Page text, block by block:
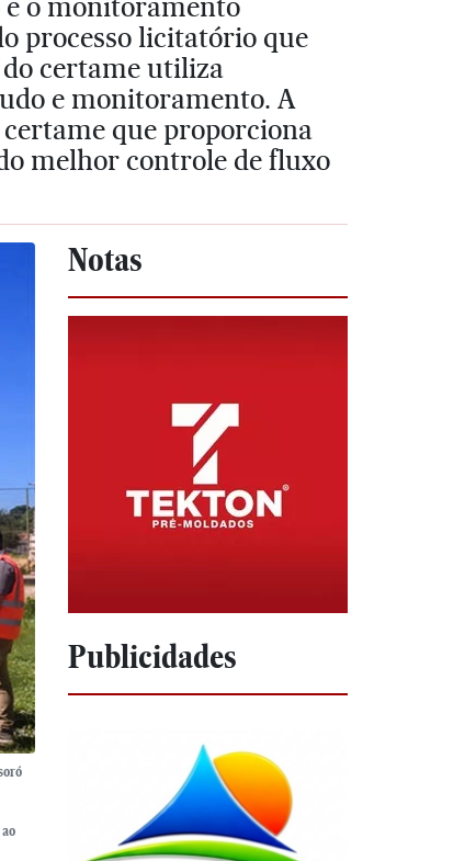
e o monitoramento
processo licitatório que
certame utiliza
e monitoramento. A
que proporciona
melhor controle de fluxo
Notas
Publicidades